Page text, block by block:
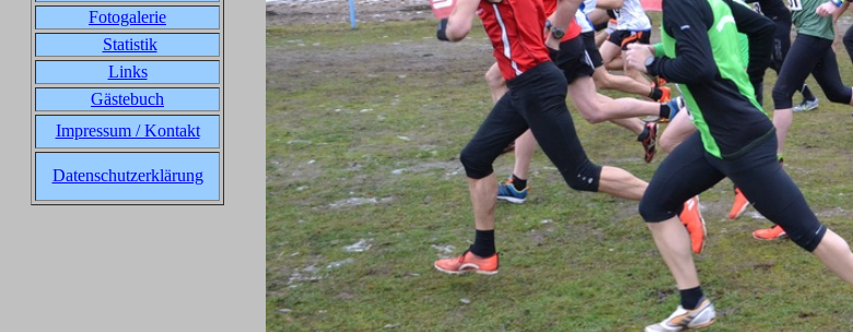
Fotogalerie
Statistik
Links
Gästebuch
Impressum / Kontakt
Datenschutzerklärung